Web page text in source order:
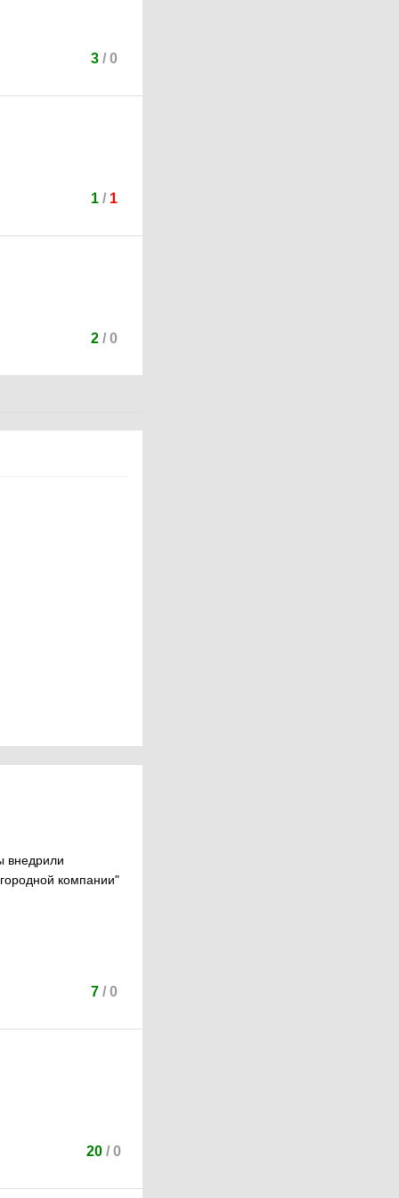
3/ 0
1/ 1
2/ 0
внедрили
компании"
7/ 0
20 / 0